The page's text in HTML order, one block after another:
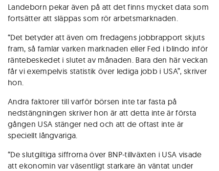
Landeborn pekar även på att det finns mycket data som
fortsätter att släppas som rör arbetsmarknaden.
“Det betyder att även om fredagens jobbrapport skjuts
fram, så famlar varken marknaden eller Fed i blindo inför
räntebeskedet i slutet av månaden. Bara den här veckan
får vi exempelvis statistik över lediga jobb i USA”, skriver
hon.
Andra faktorer till varför börsen inte tar fasta på
nedstängningen skriver hon är att detta inte är första
gången USA stänger ned och att de oftast inte är
speciellt långvariga.
“De slutgiltiga siffrorna över BNP-tillväxten i USA visade
att ekonomin var väsentligt starkare än väntat under